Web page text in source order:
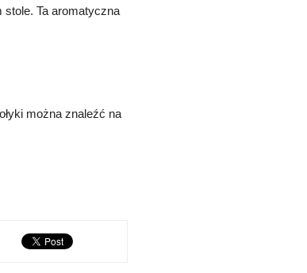
Ta aromatyczna
można znaleźć na